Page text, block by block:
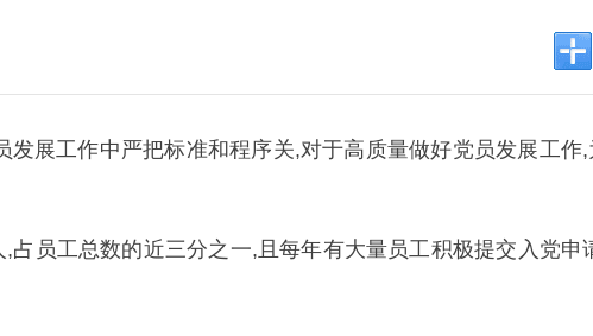
展工作中严把标准和程序关,对于高质量做好党员发展工
员工总数的近三分之一,且每年有大量员工积极提交入党